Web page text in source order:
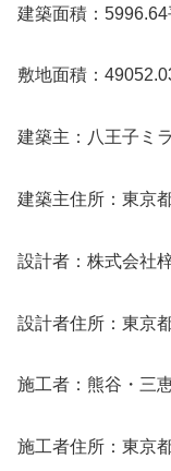
建築面積：
敷地面積：
建築主：八王子ミ
建築主住所：東京
設計者：株式会社
設計者住所：東京
施工者：熊谷・三
施工者住所：東京